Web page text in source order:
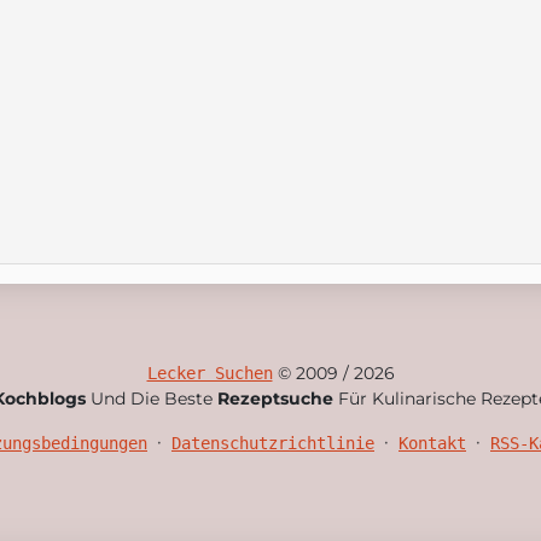
Lecker Suchen© 2009 / 2026
Und Die Beste Rezeptsuche Für Kulinarische
• Datenschutzrichtlinie • Kontakt • RSS-